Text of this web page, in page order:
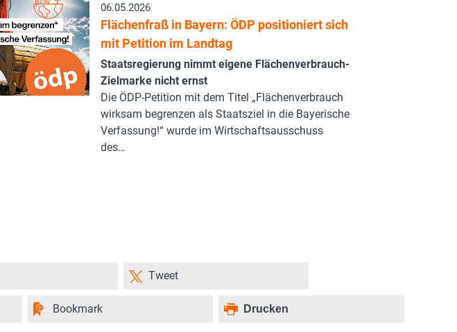
06.05.2026
Flächenfraß in Bayern: ÖDP positioniert sich
mit Petition im Landtag
Staatsregierung nimmt eigene Flächenverbrauch-
Zielmarke nicht ernst
Die ÖDP-Petition mit dem Titel „Flächenverbrauch
wirksam begrenzen als Staatsziel in die Bayerische
Verfassung!“ wurde im Wirtschaftsausschuss
des…
Tweet
Bookmark Drucken